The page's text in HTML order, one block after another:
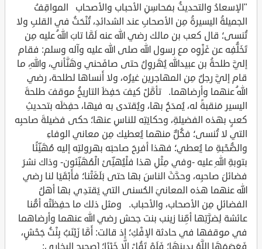
"الإسعادُ والتحديثُ بمَحاسِنِ الأحباب والأصحاب ‏المواقِفُ
الجميلةُ اليسيرةُ مِن الأصحابِ عند الشدائدِ، تُنْحَتُ في القلبِ ولا
تُنسى؛ قال كعب بن مالك رضي الله عنه لَمَّا تابَ اللهُ عليه مِن
تَخَلُّفِه عن غَزْوِه مع رسول الله صلى الله عليه وآله وسلم: فقام
إليَّ طلحةُ بن عبيدالله يُهَروِلُ حتى صافَحني وهَنَّأني، واللهِ، ما
قام إليَّ رجلٌ مِن المهاجرين غيرُه، ولا أَنساها لطلحة، رضي
اللهُ عنهما وأرضاهما. تأمَّلْ كيفَ حَفِظَ التاريخُ موقفَ طلحةَ
اليسير مَنقبةً له، يُمدَحُ بها، ويُقتدى به فيها، حفِظَه بتحديثِ
كعبٍ بهذه الفضيلةِ، وحكايَتِه للناسِ عنها؛ حكى فضيلةَ صاحبِه
التي لا تُنسى؛ فكُلٌّ منهما يُعطيك مِن معاني الوفاءِ
والصُّحْبةِ ما يُعطي؛ فهذا أفرحَ صاحبَه بهرولتِه إليه مُهَنِّئًا
بتوبةِ اللهِ عليه -وفي مِثْلِ هذا فلْيُهنِّئ الْمُهَنِّئون- وذاك نشرَ
فضائلَ صاحبِه، وحدَّثَ الناسَ بها حتى بَلَغَتْنا؛ فأَبْقَيَا لنا رضي
الله عنهما هذه المعانيَ الحُسنى التي يَقتدِي بها أهلُ
الفضائلِ مِن الأصحاب، والأحباب. ومثل ذلك ما حفِظَتْه أمُّنا
عائشة لِضرَّتِها أمِّنا زينب بنت جحش رضي الله عنهما وأرضاهما
في موقفها في حادثة الإفْكِ؛ إذ قالت: أَمَّا زَيْنَبُ بِنْتُ جَحْشٍ،